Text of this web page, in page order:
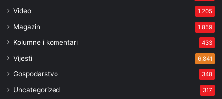
Video 1.205
Magazin 1.859
Kolumne i komentari 433
Vijesti 6.841
Gospodarstvo 348
Uncategorized 317